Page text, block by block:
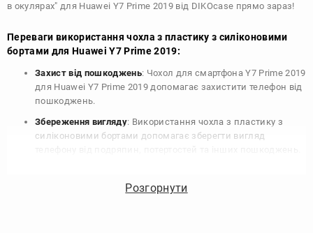
в окулярах" для Huawei Y7 Prime 2019 від DIKOcase прямо зараз!
Переваги використання чохла з пластику з силіконовими
бортами для Huawei Y7 Prime 2019:
Захист від пошкоджень: Чохол для смартфона Y7 Prime 2019
для Huawei Y7 Prime 2019 допомагає захистити телефон від
пошкоджень.
Збереження вигляду: Використання чохла з пластику з
силіконовими бортами допомагає зберегти вигляд
бортами для Huawei Y7 Prime 2019 допомагає зберегти
Розгорнути